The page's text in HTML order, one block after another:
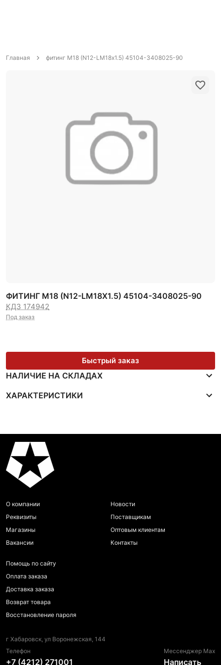
Главная фитинг М18 (N12-LM18х1.5) 45104-3408025-90
ФИТИНГ М18 (N12-LM18Х1.5) 45104-3408025-90
КДЗ 174942
Под заказ
Быстрый заказ
НАЛИЧИЕ НА СКЛАДАХ
ХАРАКТЕРИСТИКИ
О компании
Реквизиты
Магазины
Вакансии
Новости
Поставщикам
Оптовым клиентам
Контакты
Помощь по сайту
Оплата заказа
Доставка заказа
Возврат товара
Восстановление пароля
г Хабаровск, ул Воронежская, 144
Телефон
+7 (4212) 271001
Мессенджер Max
Написать